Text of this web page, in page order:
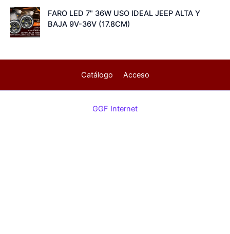
FARO LED 7" 36W USO IDEAL JEEP ALTA Y
BAJA 9V-36V (17.8CM)
Catálogo Acceso
GGF Internet